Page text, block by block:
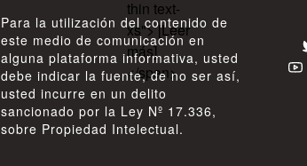
Para la utilización del contenido de
este medio de comunicación en
alguna plataforma informativa, usted
debe indicar la fuente, de no ser así,
usted incurre en un delito
sancionado por la Ley Nº 17.336,
sobre Propiedad Intelectual.